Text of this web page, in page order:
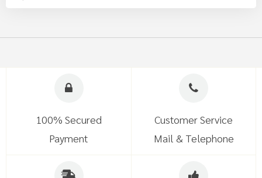
100% Secured
Payment
Customer Service
Mail & Telephone